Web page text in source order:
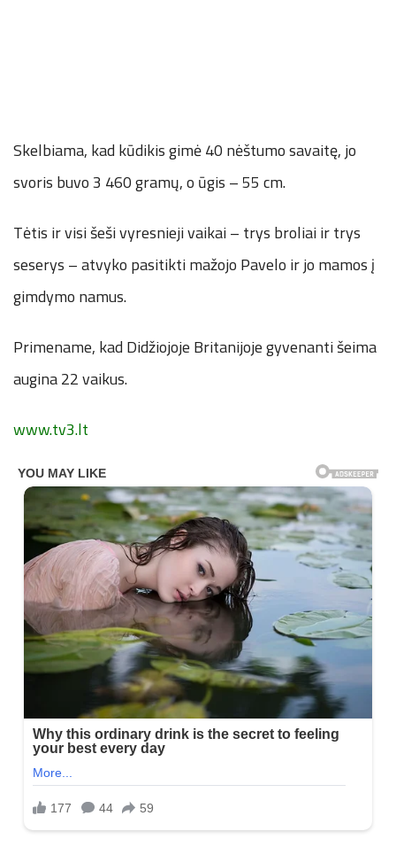
Skelbiama, kad kūdikis gimė 40 nėštumo savaitę, jo
svoris buvo 3 460 gramų, o ūgis – 55 cm.
Tėtis ir visi šeši vyresnieji vaikai – trys broliai ir trys
seserys – atvyko pasitikti mažojo Pavelo ir jo mamos į
gimdymo namus.
Primename, kad Didžiojoje Britanijoje gyvenanti šeima
augina 22 vaikus.
www.tv3.lt